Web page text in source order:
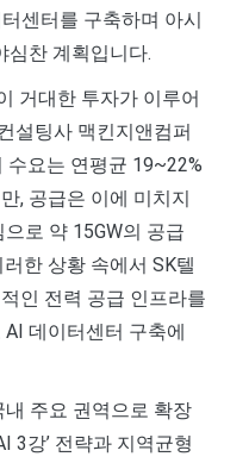
센터를 구축하며 아시
심찬 계획입니다.
거대한 투자가 이루어
설팅사 맥킨지앤컴퍼
수요는 연평균 19~22%
, 공급은 이에 미치지
로 약 15GW의 공급
한 상황 속에서 SK텔
인 전력 공급 인프라를
데이터센터 구축에
주요 권역으로 확장
3강’ 전략과 지역균형